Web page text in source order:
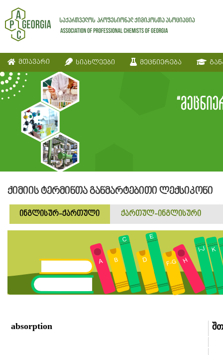
მთავარი სიახლეები მეცნიერება
ქიმიის ტერმინთა განმარტებითი ლექსიკონი
ინგლისურ-ქართული ქართულ-ინგლისური
absorption